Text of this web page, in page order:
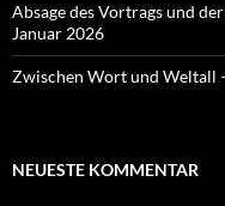
Absage des Vortrags und
Januar 2026
Zwischen Wort und Weltall
NEUESTE KOMMENTAR